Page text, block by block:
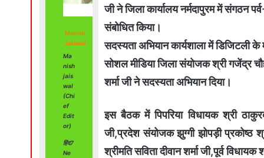
Manish
Jaiswal
Ma
nish
jais
wal
(Chi
ef
Edit
or)
हिंद7
Ne
जी ने जिला कार्यालय नर्मदापुरम में संगठन
संबोधित किया।
सदस्यता अभियान कार्यशाला में डिजिटली
सोशल मीडिया जिला संयोजक श्री गजेंद्र
शर्मा जी ने सदस्यता अभियान दिया।
इस बैठक में पिपरिया विधायक श्री
जी,प्रदेश संयोजक झुग्गी झोपड़ी प्रकोष्ठ
श्रीमति सविता दीवान शर्मा जी,पूर्व